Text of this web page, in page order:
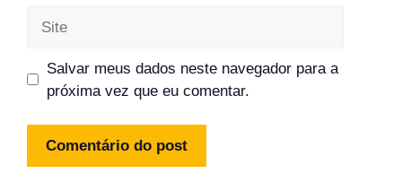
Salvar meus dados neste navegador para a
próxima vez que eu comentar.